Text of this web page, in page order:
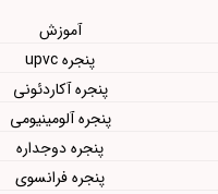
آموزش
پنجره upvc
پنجره آکاردئونی
پنجره آلومینیومی
پنجره دوجداره
پنجره فرانسوی